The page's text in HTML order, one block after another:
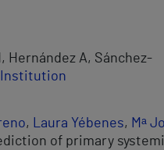
Hernández A, Sánchez-
Institution
, Laura Yébenes, Mᵃ
of primary